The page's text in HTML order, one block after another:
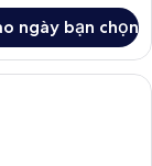
ngày bạn chọn
cấp, minibar với